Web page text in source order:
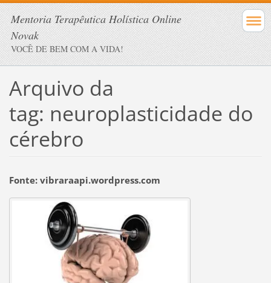
Mentoria Terapêutica Holística Online
Novak
VOCÊ DE BEM COM A VIDA!
Arquivo da
tag: neuroplasticidade do
cérebro
Fonte: vibraraapi.wordpress.com